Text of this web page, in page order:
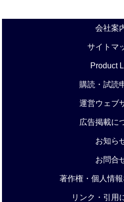
会社案
サイトマ
Product
購読・試読
運営ウェブ
広告掲載に
お知ら
お問合
著作権・個人情
リンク・引用